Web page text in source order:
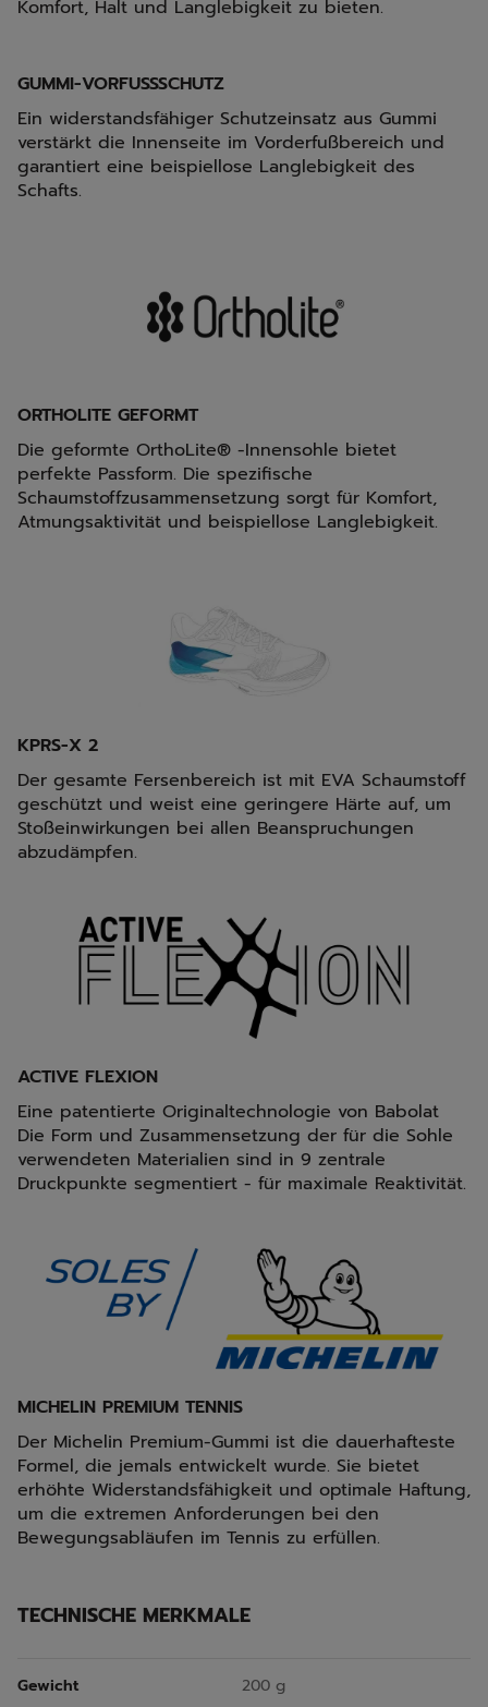
Komfort, Halt und Langlebigkeit zu bieten.
GUMMI-VORFUSSSCHUTZ
Ein widerstandsfähiger Schutzeinsatz aus Gummi
verstärkt die Innenseite im Vorderfußbereich und
garantiert eine beispiellose Langlebigkeit des
Schafts.
ORTHOLITE GEFORMT
Die geformte OrthoLite® -Innensohle bietet
perfekte Passform. Die spezifische
Schaumstoffzusammensetzung sorgt für Komfort,
Atmungsaktivität und beispiellose Langlebigkeit.
KPRS-X 2
Der gesamte Fersenbereich ist mit EVA Schaumstoff
geschützt und weist eine geringere Härte auf, um
Stoßeinwirkungen bei allen Beanspruchungen
abzudämpfen.
ACTIVE FLEXION
Eine patentierte Originaltechnologie von Babolat
Die Form und Zusammensetzung der für die Sohle
verwendeten Materialien sind in 9 zentrale
Druckpunkte segmentiert - für maximale Reaktivität.
MICHELIN PREMIUM TENNIS
Der Michelin Premium-Gummi ist die dauerhafteste
Formel, die jemals entwickelt wurde. Sie bietet
erhöhte Widerstandsfähigkeit und optimale Haftung,
um die extremen Anforderungen bei den
Bewegungsabläufen im Tennis zu erfüllen.
TECHNISCHE MERKMALE
Gewicht 200 g